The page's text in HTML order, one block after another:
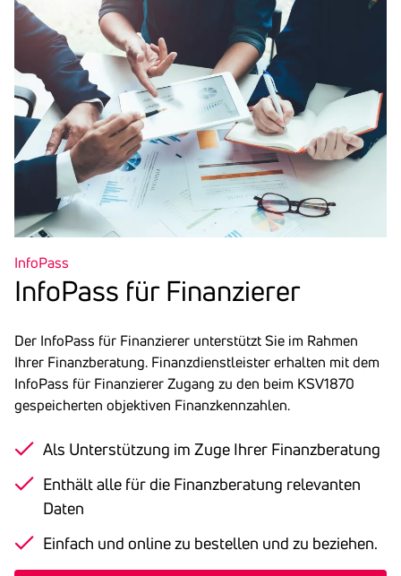
InfoPass
Info­Pass für Finan­zierer
Der InfoPass für Finanzierer unterstützt Sie im Rahmen
Ihrer Finanzberatung. Finanzdienstleister erhalten mit dem
InfoPass für Finanzierer Zugang zu den beim KSV1870
gespeicherten objektiven Finanzkennzahlen.
Als Unterstützung im Zuge Ihrer Finanzberatung
Enthält alle für die Finanzberatung relevanten
Daten
Einfach und online zu bestellen und zu beziehen.